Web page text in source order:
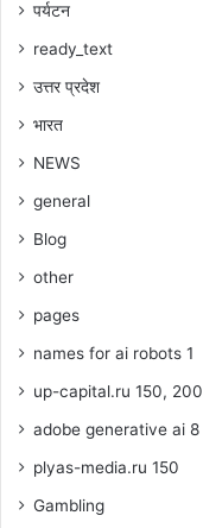
पर्यटन
ready_text
उत्तर प्रदेश
भारत
NEWS
general
Blog
other
pages
names for ai robots 1
up-capital.ru 150, 200
adobe generative ai 8
plyas-media.ru 150
Gambling